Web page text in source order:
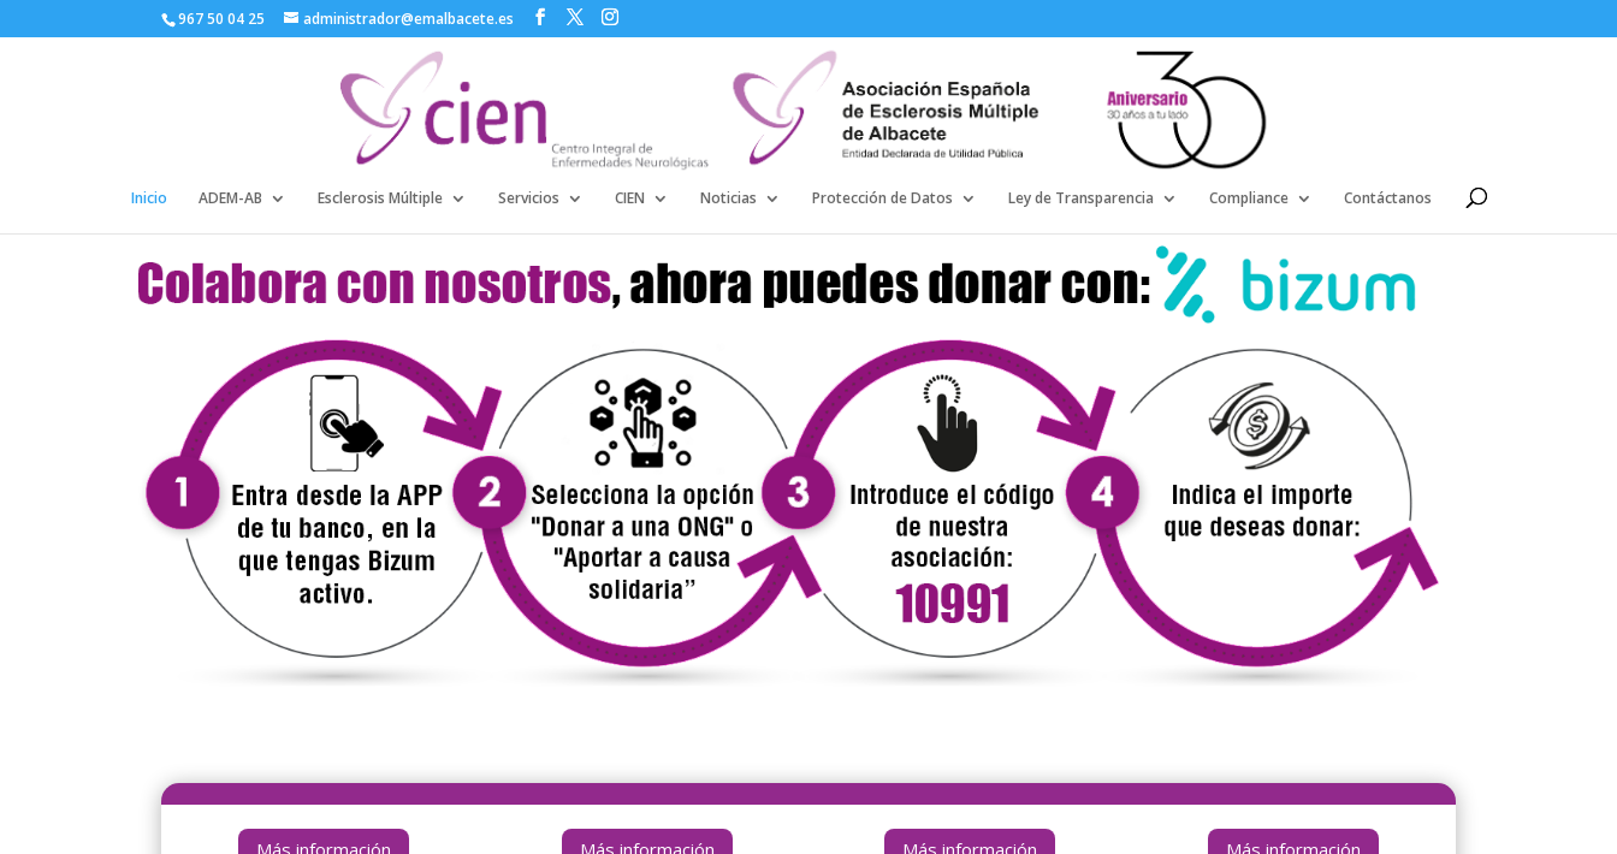
967 50 04 25 administrador@emalbacete.es
Inicio ADEM-AB Esclerosis Múltiple Servicios CIEN Noticias Protección de Datos Ley de Transparencia Compliance Contáctanos
Más información Más información Más información Más información